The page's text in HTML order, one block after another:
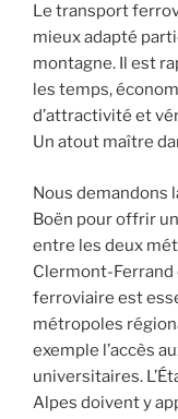
Le transport
mieux adapté
montagne. Il est
les temps,
d’attractivité et
Un atout maître
Nous demandons
Boën pour offrir
entre les deux
Clermont-
ferroviaire est
métropoles
exemple l’accès
universitaires.
Alpes doivent y